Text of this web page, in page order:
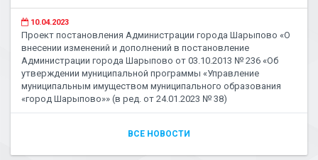
10.04.2023
Проект постановления Администрации города Шарыпово «О
внесении изменений и дополнений в постановление
Администрации города Шарыпово от 03.10.2013 № 236 «Об
утверждении муниципальной программы «Управление
муниципальным имуществом муниципального образования
«город Шарыпово»» (в ред. от 24.01.2023 № 38)
ВСЕ НОВОСТИ